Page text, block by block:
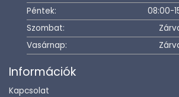
Péntek:
08:00-
Szombat:
Vasárnap:
Információk
Kapcsolat